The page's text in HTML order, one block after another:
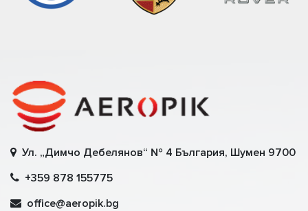
Ул. „Димчо Дебелянов“ № 4 България, Шумен 9700
+359 878 155775
office@aeropik.bg